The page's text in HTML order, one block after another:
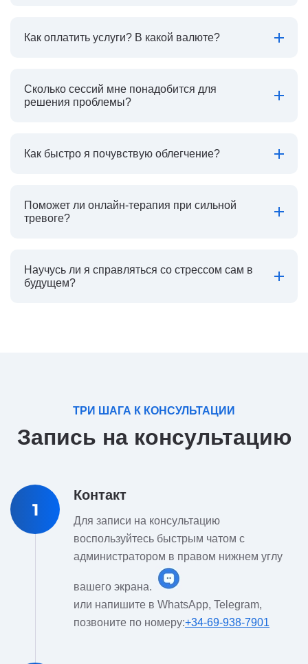
Как оплатить услуги? В какой валюте?
Сколько сессий мне понадобится для
решения проблемы?
Как быстро я почувствую облегчение?
Поможет ли онлайн-терапия при сильной
тревоге?
Научусь ли я справляться со стрессом сам в
будущем?
ТРИ ШАГА К КОНСУЛЬТАЦИИ
Запись на консультацию
1
Контакт
Для записи на консультацию
воспользуйтесь быстрым чатом с
администратором в правом нижнем углу
вашего экрана.
или напишите в WhatsApp, Telegram,
позвоните по номеру:+34-69-938-7901